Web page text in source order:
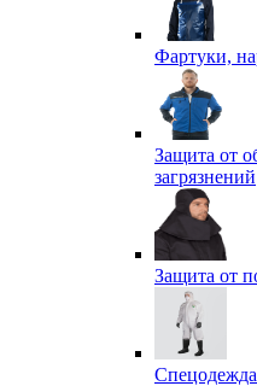
Фартуки,
Защита от
загрязнений
Защита от